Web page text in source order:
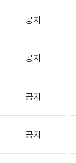
공지
공지
공지
공지